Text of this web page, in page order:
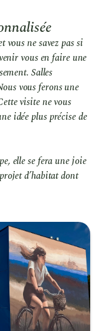
vous ne savez pas si
vous en faire une
Salles
vous ferons une
visite ne vous
idée plus précise de
elle se fera une joie
d’habitat dont